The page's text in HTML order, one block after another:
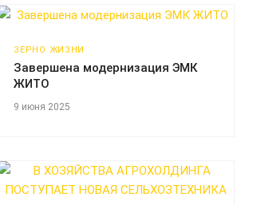
ЗЕРНО ЖИЗНИ
Завершена модернизация ЭМК
ЖИТО
9 июня 2025